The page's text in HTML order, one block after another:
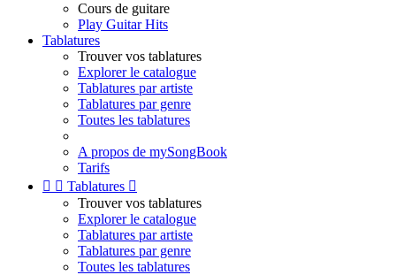
Cours de guitare
Play Guitar Hits
Tablatures
Trouver vos tablatures
Explorer le catalogue
Tablatures par artiste
Tablatures par genre
Toutes les tablatures
A propos de mySongBook
Tarifs
  Tablatures 
Trouver vos tablatures
Explorer le catalogue
Tablatures par artiste
Tablatures par genre
Toutes les tablatures